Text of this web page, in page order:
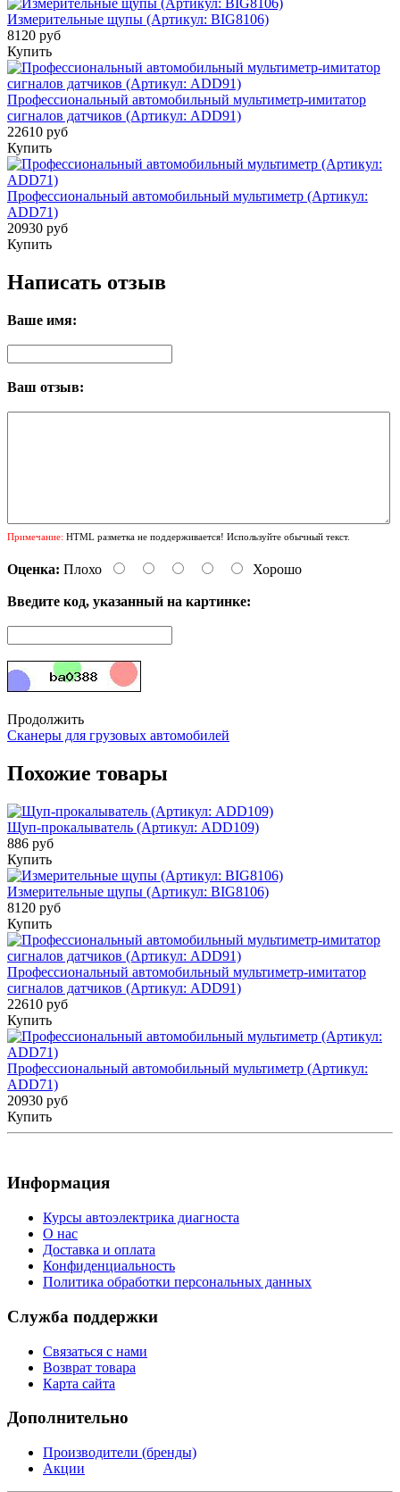
Измерительные щупы (Артикул: BIG8106)
8120 руб
Купить
Профессиональный автомобильный мультиметр-имитатор
сигналов датчиков (Артикул: ADD91)
22610 руб
Купить
Профессиональный автомобильный мультиметр (Артикул:
ADD71)
20930 руб
Купить
Написать отзыв
Ваше имя:
Ваш отзыв:
Примечание: HTML разметка не поддерживается! Используйте обычный текст.
Оценка: Плохо Хорошо
Введите код, указанный на картинке:
Продолжить
Сканеры для грузовых автомобилей
Похожие товары
Щуп-прокалыватель (Артикул: ADD109)
886 руб
Купить
Измерительные щупы (Артикул: BIG8106)
8120 руб
Купить
Профессиональный автомобильный мультиметр-имитатор
сигналов датчиков (Артикул: ADD91)
22610 руб
Купить
Профессиональный автомобильный мультиметр (Артикул:
ADD71)
20930 руб
Купить
Информация
Курсы автоэлектрика диагноста
О нас
Доставка и оплата
Конфиденциальность
Политика обработки персональных данных
Служба поддержки
Связаться с нами
Возврат товара
Карта сайта
Дополнительно
Производители (бренды)
Акции